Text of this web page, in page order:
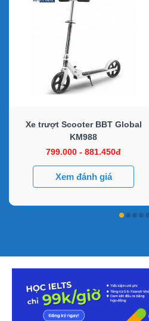
Xe trượt Scooter BBT Global
KM988
799.000 - 881.450đ
Xem đánh giá